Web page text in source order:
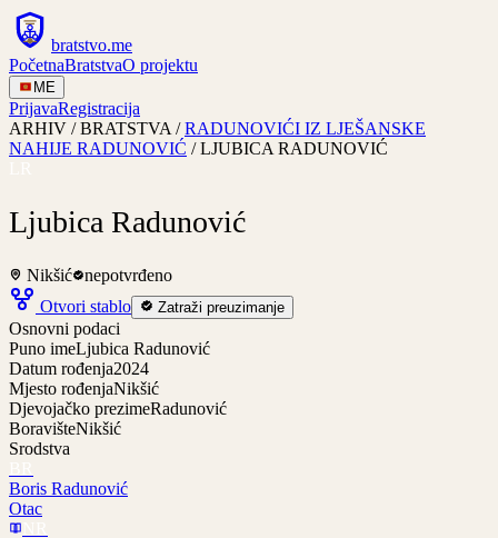
bratstvo.me
PočetnaBratstvaO projektu
ME
PrijavaRegistracija
ARHIV / BRATSTVA / RADUNOVIĆI IZ LJEŠANSKE
NAHIJE RADUNOVIĆ / LJUBICA RADUNOVIĆ
Ljubica Radunović
Nikšić
nepotvrđeno
Otvori stablo
Zatraži preuzimanje
Osnovni podaci
Puno imeLjubica Radunović
Datum rođenja2024
Mjesto rođenjaNikšić
Djevojačko prezimeRadunović
BoravišteNikšić
Srodstva
Boris Radunović
Otac